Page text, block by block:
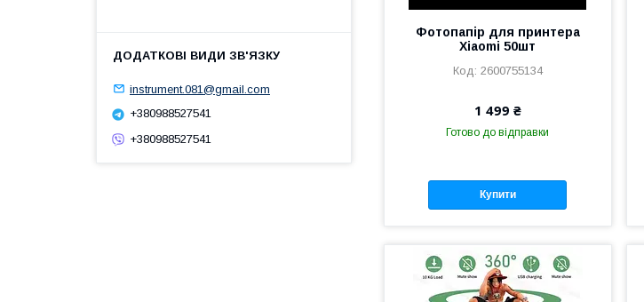
Фотопапір для принтера
Xiaomi 50шт
2600755134
1 499 ₴
Готово до відправки
Купити
instrument.081@gmail.com
+380988527541
+380988527541